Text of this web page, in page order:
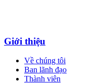
Giới thiệu
Về chúng tôi
Ban lãnh đạo
Thành viên